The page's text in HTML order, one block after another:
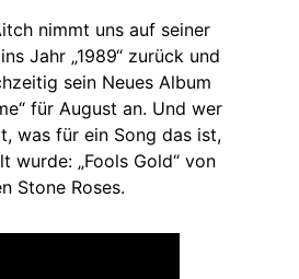
nimmt uns auf seiner
Jahr „1989“ zurück und
sein Neues Album
für August an. Und wer
was für ein Song das ist,
wurde: „Fools Gold“ von
Stone Roses.